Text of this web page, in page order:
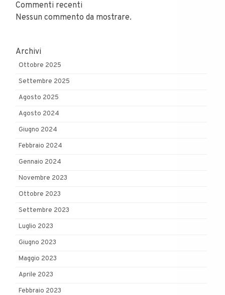
Commenti recenti
Nessun commento da mostrare.
Archivi
Ottobre 2025
Settembre 2025
Agosto 2025
Agosto 2024
Giugno 2024
Febbraio 2024
Gennaio 2024
Novembre 2023
Ottobre 2023
Settembre 2023
Luglio 2023
Giugno 2023
Maggio 2023
Aprile 2023
Febbraio 2023